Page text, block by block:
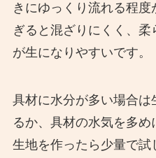
きにゆっくり流れる程
ぎると混ざりにくく、
が生になりやすいです。
具材に水分が多い場合
るか、具材の水気を多め
生地を作ったら少量で